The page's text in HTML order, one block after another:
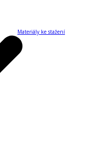
Materiály ke stažení